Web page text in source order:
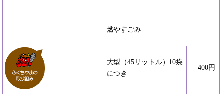
燃やすごみ
大型（45リットル）10袋
につき
400円